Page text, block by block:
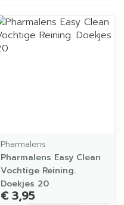
Pharmalens
Pharmalens Easy Clean
Vochtige Reining.
Doekjes 20
€ 3,95